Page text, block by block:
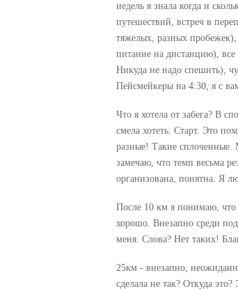
недель я знала когда и
путешествий, встреч в
тяжелых, разных
питание на дистанцию),
Никуда не надо спешить),
Пейсмейкеры на 4:30, я с
Что я хотела от забега? В
смела хотеть. Старт. Это
разные! Такие сплоченные.
замечаю, что темп весьма
организована, понятна. Я
После 10 км я понимаю, что
хорошо. Внезапно среди
меня. Слова? Нет таких!
25км - внезапно,
сделала не так? Откуда